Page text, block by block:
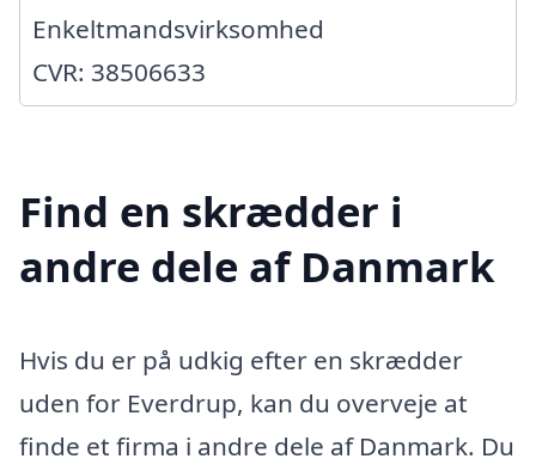
Enkeltmandsvirksomhed
CVR: 38506633
Find en skrædder i
andre dele af Danmark
Hvis du er på udkig efter en skrædder
uden for Everdrup, kan du overveje at
finde et firma i andre dele af Danmark. Du